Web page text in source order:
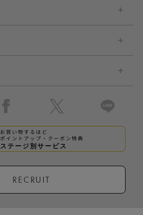
お買い物するほど
ポイントアップ・クーポン特典
ステージ別サービス
RECRUIT